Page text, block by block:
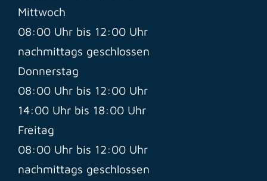
Mittwoch
08:00 Uhr bis 12:00 Uhr
nachmittags geschlossen
Donnerstag
08:00 Uhr bis 12:00 Uhr
14:00 Uhr bis 18:00 Uhr
Freitag
08:00 Uhr bis 12:00 Uhr
nachmittags geschlossen